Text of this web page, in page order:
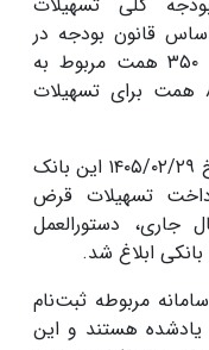
قانون بودجه در
سال جاری به ۴۳۵ همت رسیده که ۳۵۰ همت مربوط به
تسهیلات قرض الحسنه ازدواج و ۸۵ همت برای تسهیلات
بر اساس این گزارش، پیرو ابلاغیه مورخ ۲۹‏‏‏‏‏‏‏/۰۲‏‏‏‏‏‏‏/۱۴۰۵ این بانک
تسهیلات قرض
جاری، دستورالعمل
ابلاغ شد.
مربوطه ثبت‌نام
یادشده هستند و این